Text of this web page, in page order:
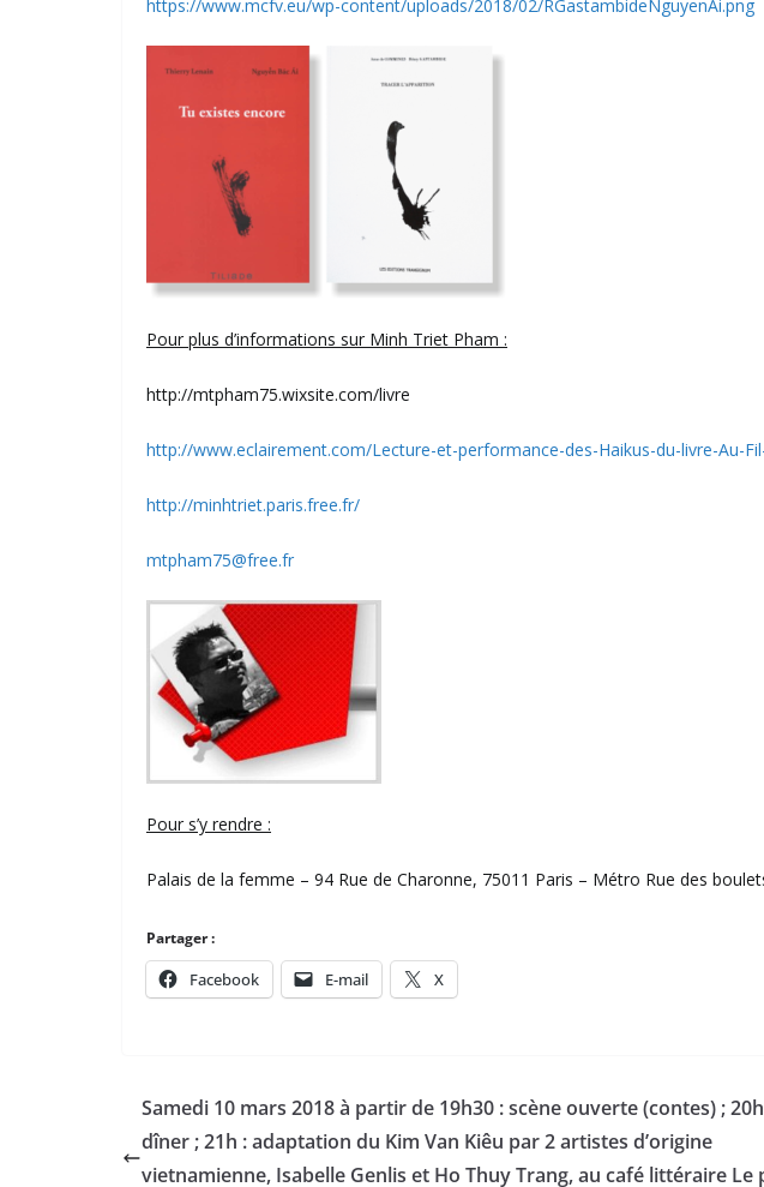
https://www.mcfv.eu/wp-content/uploads/2018/02/RGastambideNguyenAi.png
Pour plus d’informations sur Minh Triet Pham :
http://mtpham75.wixsite.com/livre
http://www.eclairement.com/Lecture-et-performance-des-Haikus-du-livre-Au-
http://minhtriet.paris.free.fr/
mtpham75@free.fr
Pour s’y rendre :
Palais de la femme – 94 Rue de Charonne, 75011 Paris – Métro Rue des
Partager :
Facebook E-mail X
Samedi 10 mars 2018 à partir de 19h30 : scène ouverte (contes) ;
dîner ; 21h : adaptation du Kim Van Kiêu par 2 artistes d’origine
vietnamienne, Isabelle Genlis et Ho Thuy Trang, au café littéraire Le